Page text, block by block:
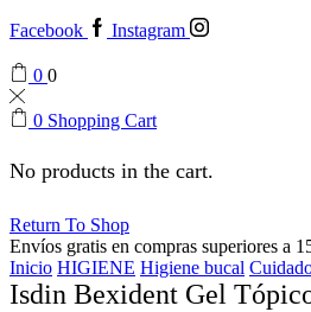
Facebook Instagram
0 0
0 Shopping Cart
No products in the cart.
Return To Shop
Envíos gratis en compras superiores a
Inicio HIGIENE Higiene bucal
Isdin Bexident Gel